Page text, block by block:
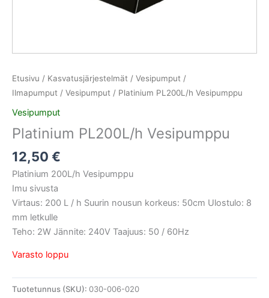
Etusivu / Kasvatusjärjestelmät / Vesipumput /
Ilmapumput / Vesipumput / Platinium PL200L/h Vesipumppu
Vesipumput
Platinium PL200L/h Vesipumppu
12,50 €
Platinium 200L/h Vesipumppu
Imu sivusta
Virtaus: 200 L / h Suurin nousun korkeus: 50cm Ulostulo: 8
mm letkulle
Teho: 2W Jännite: 240V Taajuus: 50 / 60Hz
Varasto loppu
Tuotetunnus (SKU): 030-006-020